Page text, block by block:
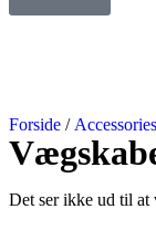
Forside / Accessories
Det ser ikke ud til at